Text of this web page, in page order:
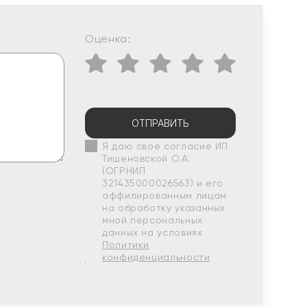
Оценка:
ОТПРАВИТЬ
Я даю свое согласие ИП
Тишеновской О.А.
(ОГРНИП
321435000026563) и его
аффилированным лицам
на обработку указанных
мной персональных
данных на условиях
Политики
конфиденциальности